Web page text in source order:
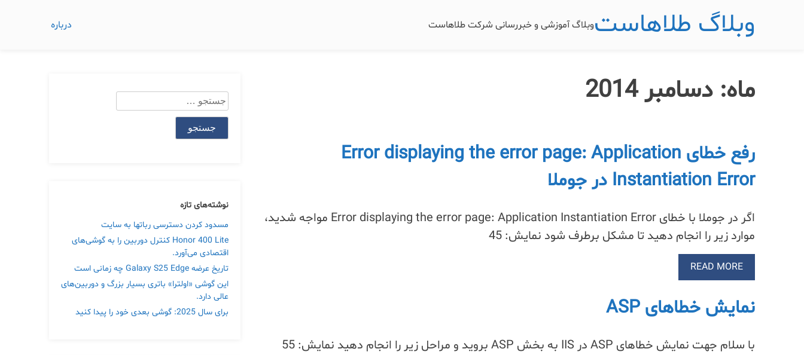
وبلاگ طلاهاستوبلاگ آموزشی و خبررسانی شرکت طلاهاست درباره
ماه: دسامبر 2014
رفع خطای Error displaying the error page: Application
Instantiation Error در جوملا
اگر در جوملا با خطای Error displaying the error page: Application Instantiation Error مواجه شدید،
موارد زیر را انجام دهید تا مشکل برطرف شود نمایش: 45
READ MORE
نمایش خطاهای ASP
با سلام جهت نمایش خطاهای ASP در IIS به بخش ASP بروید و مراحل زیر را انجام دهید نمایش: 55
جستجو
برای:
نوشته‌های تازه
مسدود کردن دسترسی رباتها به سایت
Honor 400 Lite کنترل دوربین را به گوشی‌های
اقتصادی می‌آورد.
تاریخ عرضه Galaxy S25 Edge چه زمانی است
این گوشی «اولترا» باتری بسیار بزرگ و دوربین‌های
عالی دارد.
برای سال 2025: گوشی بعدی خود را پیدا کنید